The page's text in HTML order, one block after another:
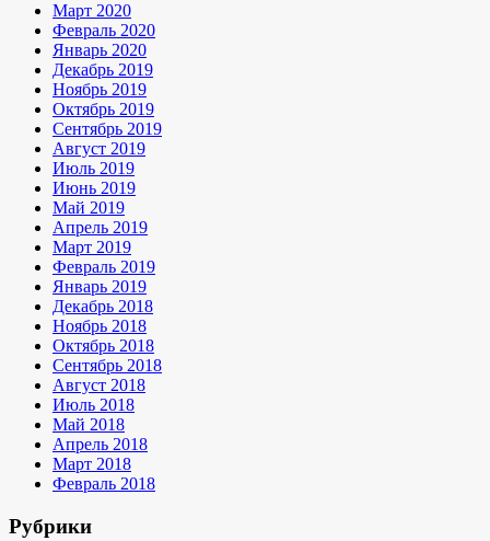
Март 2020
Февраль 2020
Январь 2020
Декабрь 2019
Ноябрь 2019
Октябрь 2019
Сентябрь 2019
Август 2019
Июль 2019
Июнь 2019
Май 2019
Апрель 2019
Март 2019
Февраль 2019
Январь 2019
Декабрь 2018
Ноябрь 2018
Октябрь 2018
Сентябрь 2018
Август 2018
Июль 2018
Май 2018
Апрель 2018
Март 2018
Февраль 2018
Рубрики